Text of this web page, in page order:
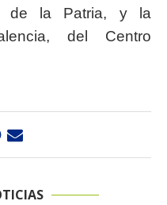
de la Patria, y la
del Centro